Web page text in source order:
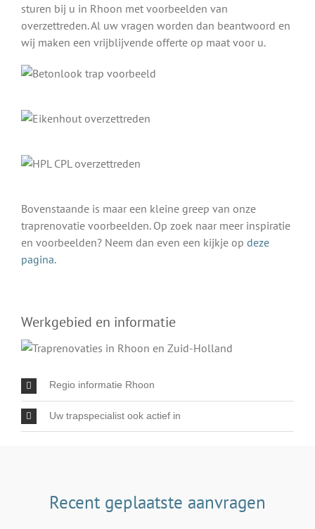
sturen bij u in Rhoon met voorbeelden van
overzettreden. Al uw vragen worden dan beantwoord en
wij maken een vrijblijvende offerte op maat voor u.
Bovenstaande is maar een kleine greep van onze
traprenovatie voorbeelden. Op zoek naar meer inspiratie
en voorbeelden? Neem dan even een kijkje op deze
pagina.
Werkgebied en informatie
Regio informatie Rhoon
Uw trapspecialist ook actief in
Recent geplaatste aanvragen